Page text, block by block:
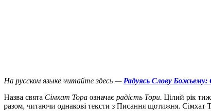
На русском языке читайте здесь — Радуясь Слову
Назва свята Сімхат Тора означає радість Тори. Цілий рік
разом, читаючи однакові тексти з Писання щотижня. Сімхат